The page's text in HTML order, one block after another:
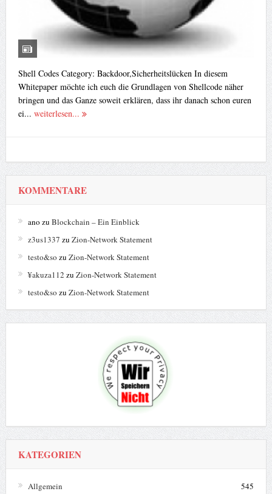
Shell Codes Category: Backdoor,Sicherheitslücken In diesem
Whitepaper möchte ich euch die Grundlagen von Shellcode näher
bringen und das Ganze soweit erklären, dass ihr danach schon euren
ei... weiterlesen...
KOMMENTARE
ano zu Blockchain – Ein Einblick
z3us1337 zu Zion-Network Statement
testo&so zu Zion-Network Statement
¥akuza112 zu Zion-Network Statement
testo&so zu Zion-Network Statement
KATEGORIEN
Allgemein
545